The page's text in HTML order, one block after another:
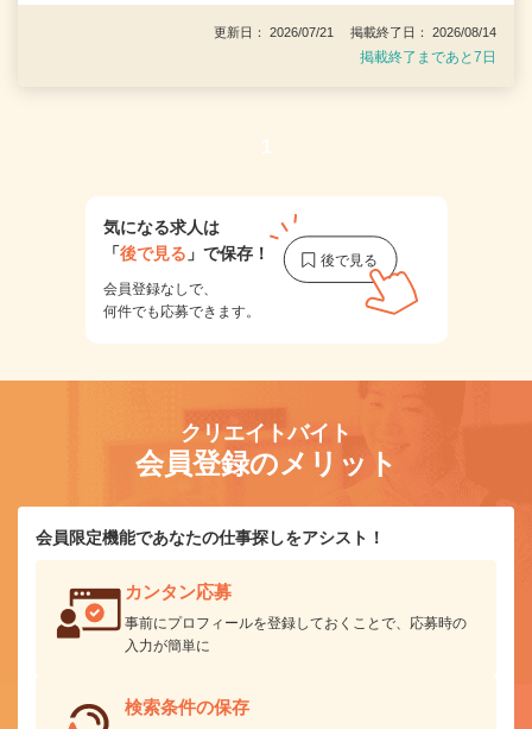
更新日： 2026/07/21 掲載終了日： 2026/08/14
掲載終了まであと7日
気になる求人は
「後で見る 」で保存！
会員登録なしで、
何件でも応募できます。
クリエイトバイト
会員登録のメリット
会員限定機能であなたの仕事探しをアシスト！
カンタン応募
事前にプロフィールを登録しておくことで、応募時の
入力が簡単に
検索条件の保存